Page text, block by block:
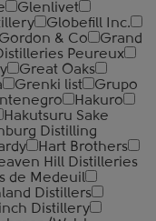
Glenlivet
Globefill Inc.
Gordon & Co
Grand
Peureux
Great Oaks
Grenki list
Grupo
Hakuro
Hakutsuru Sake
Distilling
Hart Brothers
Hill Distilleries
de Medeuil
Distillers
Distillery